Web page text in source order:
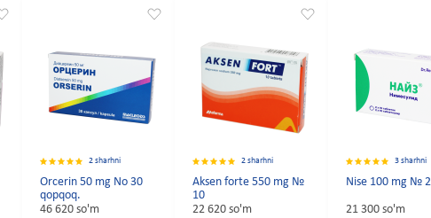
2 sharhni
Orcerin 50 mg No 30
qopqoq.
46 620 so'm
2 sharhni
Aksen forte 550 mg №
10
22 620 so'm
3 sharhni
Nise 100 mg №
21 300 so'm